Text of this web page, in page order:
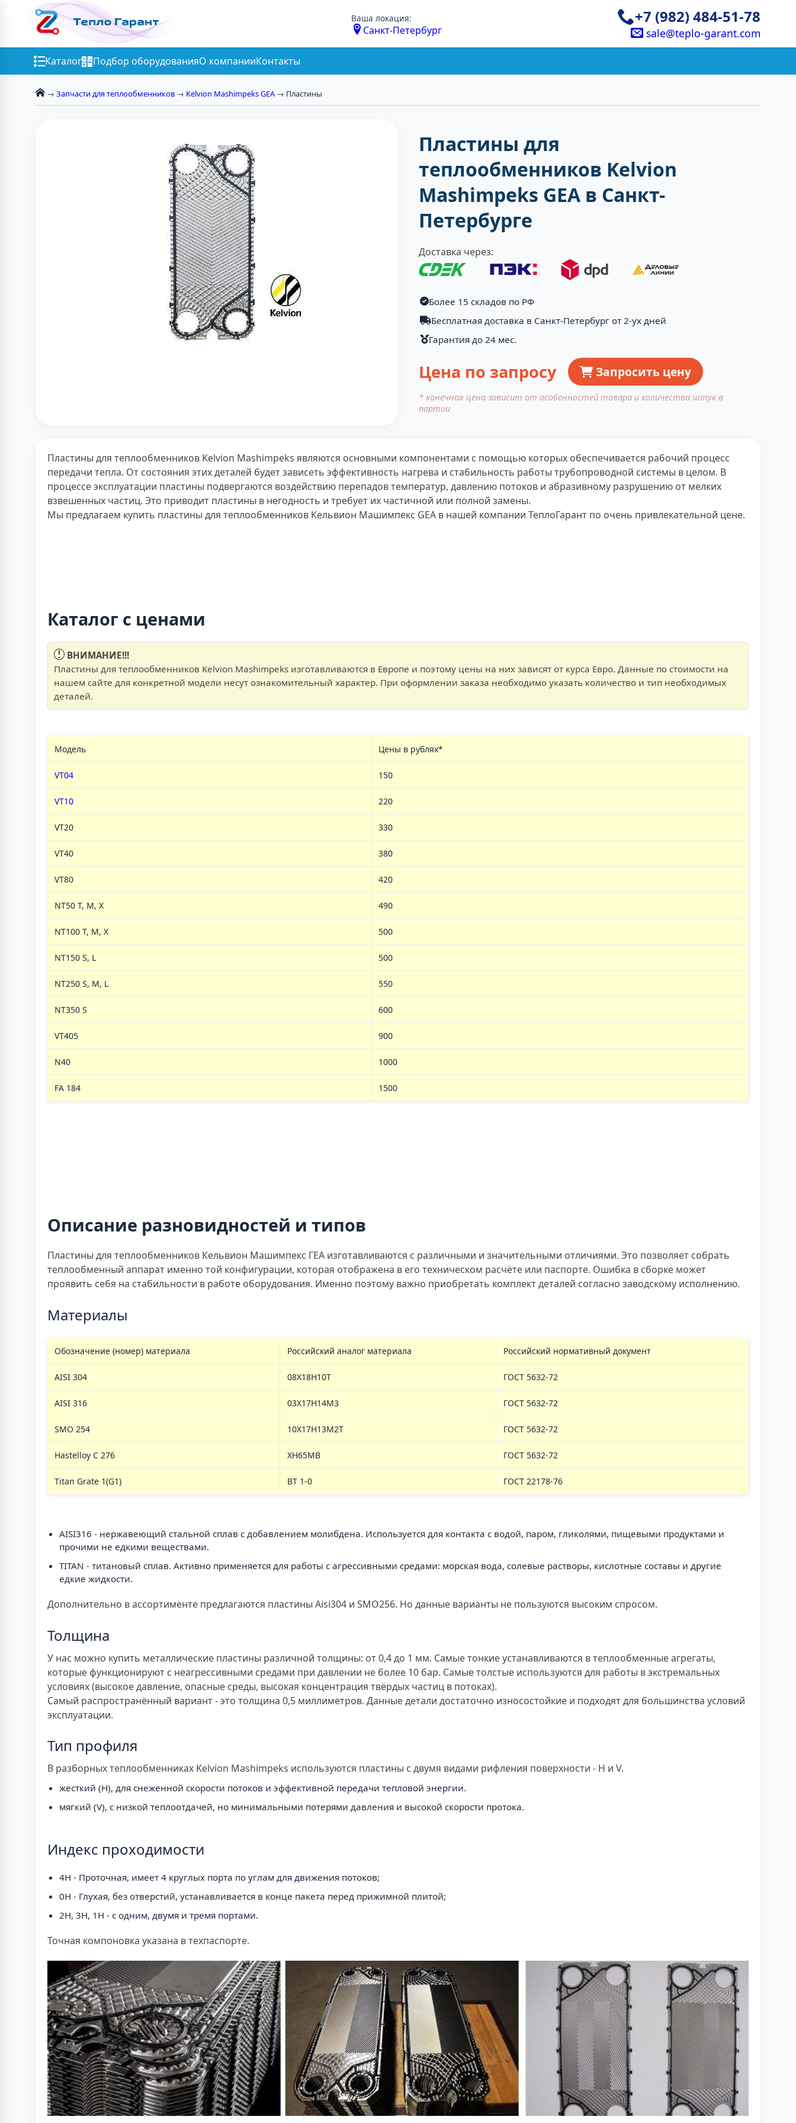
Ваша локация:
Санкт-Петербург
+7 (982) 484-51-78
sale@teplo-garant.com
Каталог Подбор оборудованияО компанииКонтакты
→ Запчасти для теплообменников → Kelvion Mashimpeks GEA → Пластины
Пластины для
теплообменников Kelvion
Mashimpeks GEA в Санкт-
Петербурге
Доставка через:
Более 15 складов по РФ
Бесплатная доставка в Санкт-Петербург от 2-ух дней
Гарантия до 24 мес.
Цена по запросу Запросить цену
* конечная цена зависит от особенностей товара и количества штук в
партии
Пластины для теплообменников Kelvion Mashimpeks являются основными компонентами с помощью которых обеспечивается рабочий процесс
передачи тепла. От состояния этих деталей будет зависеть эффективность нагрева и стабильность работы трубопроводной системы в целом. В
процессе эксплуатации пластины подвергаются воздействию перепадов температур, давлению потоков и абразивному разрушению от мелких
взвешенных частиц. Это приводит пластины в негодность и требует их частичной или полной замены.
Мы предлагаем купить пластины для теплообменников Кельвион Машимпекс GEA в нашей компании ТеплоГарант по очень привлекательной цене.
Каталог с ценами
ВНИМАНИЕ!!!
Пластины для теплообменников Kelvion Mashimpeks изготавливаются в Европе и поэтому цены на них зависят от курса Евро. Данные по стоимости на
нашем сайте для конкретной модели несут ознакомительный характер. При оформлении заказа необходимо указать количество и тип необходимых
деталей.
Модель Цены в рублях*
VT04 150
VT10 220
VT20 330
VT40 380
VT80 420
NT50 T, M, X 490
NT100 T, M, X 500
NT150 S, L 500
NT250 S, M, L 550
NT350 S 600
VT405 900
N40 1000
FA 184 1500
Описание разновидностей и типов
Пластины для теплообменников Кельвион Машимпекс ГЕА изготавливаются с различными и значительными отличиями. Это позволяет собрать
теплообменный аппарат именно той конфигурации, которая отображена в его техническом расчёте или паспорте. Ошибка в сборке может
проявить себя на стабильности в работе оборудования. Именно поэтому важно приобретать комплект деталей согласно заводскому исполнению.
Материалы
Обозначение (номер) материала Российский аналог материала Российский нормативный документ
AISI 304 08Х18Н10Т ГОСТ 5632-72
AISI 316 03Х17Н14М3 ГОСТ 5632-72
SMO 254 10Х17Н13М2Т ГОСТ 5632-72
Hastelloy C 276 ХН65МВ ГОСТ 5632-72
Titan Grate 1(G1) ВТ 1-0 ГОСТ 22178-76
AISI316 - нержавеющий стальной сплав с добавлением молибдена. Используется для контакта с водой, паром, гликолями, пищевыми продуктами и
прочими не едкими веществами.
TITAN - титановый сплав. Активно применяется для работы с агрессивными средами: морская вода, солевые растворы, кислотные составы и другие
едкие жидкости.
Дополнительно в ассортименте предлагаются пластины Aisi304 и SMO256. Но данные варианты не пользуются высоким спросом.
Толщина
У нас можно купить металлические пластины различной толщины: от 0,4 до 1 мм. Самые тонкие устанавливаются в теплообменные агрегаты,
которые функционируют с неагрессивными средами при давлении не более 10 бар. Самые толстые используются для работы в экстремальных
условиях (высокое давление, опасные среды, высокая концентрация твёрдых частиц в потоках).
Самый распространённый вариант - это толщина 0,5 миллиметров. Данные детали достаточно износостойкие и подходят для большинства условий
эксплуатации.
Тип профиля
В разборных теплообменниках Kelvion Mashimpeks используются пластины с двумя видами рифления поверхности - H и V.
жесткий (H), для снеженной скорости потоков и эффективной передачи тепловой энергии.
мягкий (V), с низкой теплоотдачей, но минимальными потерями давления и высокой скорости протока.
Индекс проходимости
4H - Проточная, имеет 4 круглых порта по углам для движения потоков;
0H - Глухая, без отверстий, устанавливается в конце пакета перед прижимной плитой;
2H, 3H, 1H - с одним, двумя и тремя портами.
Точная компоновка указана в техпаспорте.